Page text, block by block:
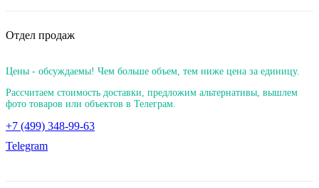
Отдел продаж
Цены - обсуждаемы! Чем больше объем, тем ниже цена за единицу.
Рассчитаем стоимость доставки, предложим альтернативы, вышлем
фото товаров или объектов в Телеграм.
+7 (499) 348-99-63
Telegram